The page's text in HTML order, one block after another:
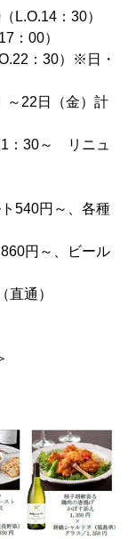
L.O.14：30）
：00）
：30）※日・
～22日（金）計
：30～ リニュ
540円～、各種
円～、ビール
直通）